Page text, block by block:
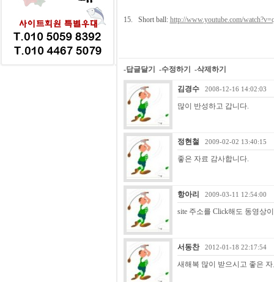
15. Short ball: http://www.youtube.com/
-답글달기 -수정하기 -삭제하기
김경수 2008-12-16 14:02:03
많이 반성하고 갑니다.
정현철 2009-02-02 13:40:15
좋은 자료 감사합니다.
항아리 2009-03-11 12:54:00
site 주소를 Click해도 동영상
서동찬 2012-01-18 22:17:54
새해복 많이 받으시고 좋은